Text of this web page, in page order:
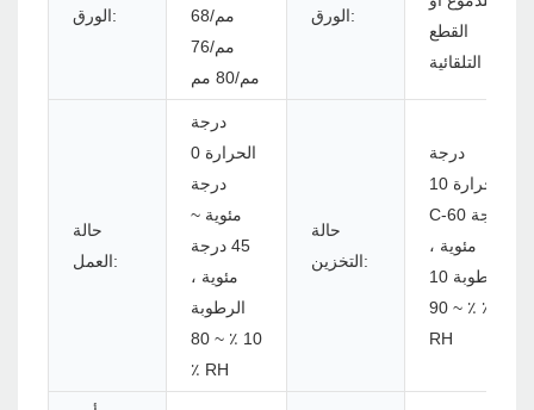
الورق:
مم/68
مم/76
مم/80 مم
الورق:
القطع
التلقائية
حالة
العمل:
درجة
الحرارة 0
درجة
مئوية ~
45 درجة
مئوية ،
الرطوبة
10 ٪ ~ 80
٪ RH
حالة
التخزين:
درجة
الحرارة 10 °
C-60 درجة
مئوية ،
الرطوبة 10
٪ ~ 90 ٪
RH